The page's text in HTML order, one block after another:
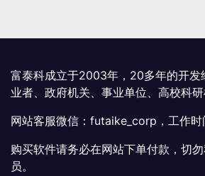
富泰科成立于2003年，20多年的开发
业者、政府机关、事业单位、高校科研
网站客服微信：futaike_corp，工作
购买软件请务必在网站下单付款，切
员。